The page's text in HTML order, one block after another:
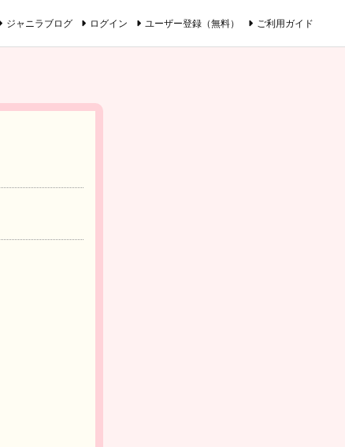
ジャニラブログ ログイン ユーザー登録（無料） ご利用ガイド